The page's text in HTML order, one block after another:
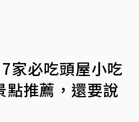
家必吃頭屋小吃
點推薦，還要說